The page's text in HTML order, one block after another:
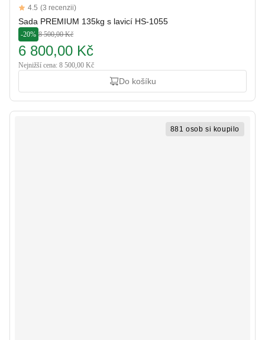
Reviews
4.5 out of 5 stars
4.5 (3 recenzii)
Sada PREMIUM 135kg s lavicí HS-1055
-20% 8 500,00 Kč
6 800,00 Kč
Nejnižší cena: 8 500,00 Kč
Do košíku
881 osob si koupilo